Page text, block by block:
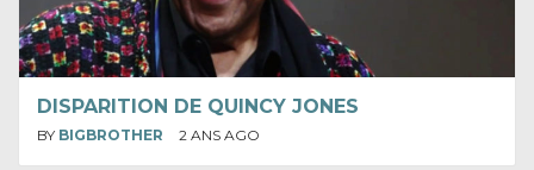
DISPARITION DE QUINCY JONES
BY BIGBROTHER 2 ANS AGO